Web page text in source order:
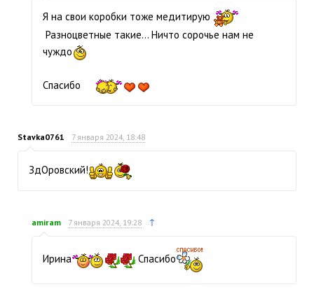
Я на свои коробки тоже медитирую
Разноцветные такие… Ничто сорочье нам не
чуждо
Спасибо
Stavka0761 7 января 2024, 18:48
ЗдОровский!
amiram 7 января 2024, 19:28 ↑
Ирина Спасибо